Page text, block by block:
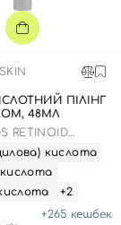
ПІЛІНГ
48МЛ
RETINOID
SLEEPING
кислота
кислота
+2
+265 кешбек